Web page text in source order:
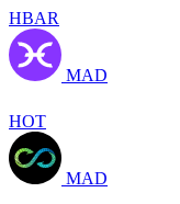
HBAR
MAD
HOT
MAD